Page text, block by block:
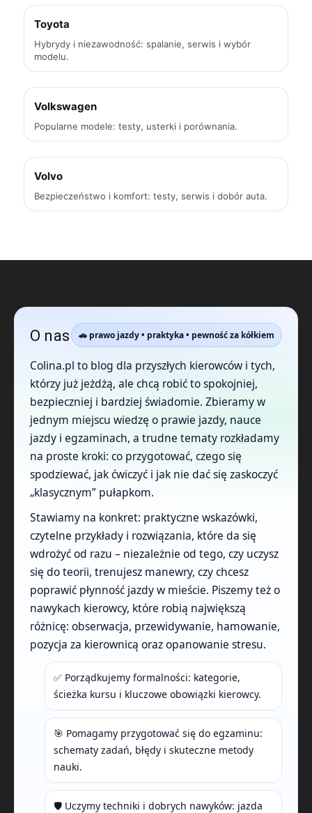
Toyota
Hybrydy i niezawodność: spalanie, serwis i wybór
modelu.
Volkswagen
Popularne modele: testy, usterki i porównania.
Volvo
Bezpieczeństwo i komfort: testy, serwis i dobór auta.
O nas 🚗 prawo jazdy • praktyka • pewność za kółkiem
Colina.pl to blog dla przyszłych kierowców i tych,
którzy już jeżdżą, ale chcą robić to spokojniej,
bezpieczniej i bardziej świadomie. Zbieramy w
jednym miejscu wiedzę o prawie jazdy, nauce
jazdy i egzaminach, a trudne tematy rozkładamy
na proste kroki: co przygotować, czego się
spodziewać, jak ćwiczyć i jak nie dać się zaskoczyć
„klasycznym” pułapkom.
Stawiamy na konkret: praktyczne wskazówki,
czytelne przykłady i rozwiązania, które da się
wdrożyć od razu – niezależnie od tego, czy uczysz
się do teorii, trenujesz manewry, czy chcesz
poprawić płynność jazdy w mieście. Piszemy też o
nawykach kierowcy, które robią największą
różnicę: obserwacja, przewidywanie, hamowanie,
pozycja za kierownicą oraz opanowanie stresu.
✅ Porządkujemy formalności: kategorie,
ścieżka kursu i kluczowe obowiązki kierowcy.
🎯 Pomagamy przygotować się do egzaminu:
schematy zadań, błędy i skuteczne metody
nauki.
🛡️ Uczymy techniki i dobrych nawyków: jazda